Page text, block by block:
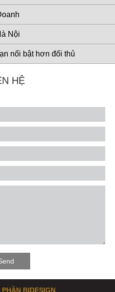
Nội
nổi bật hơn đối thủ
HỆ
BIDESIGN